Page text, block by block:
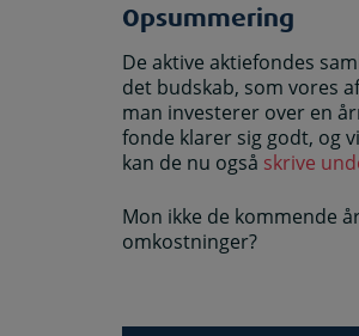
Opsummering
De aktive aktiefondes
det budskab, som vores
man investerer over en
fonde klarer sig godt, og
kan de nu også skrive
Mon ikke de kommende
omkostninger?